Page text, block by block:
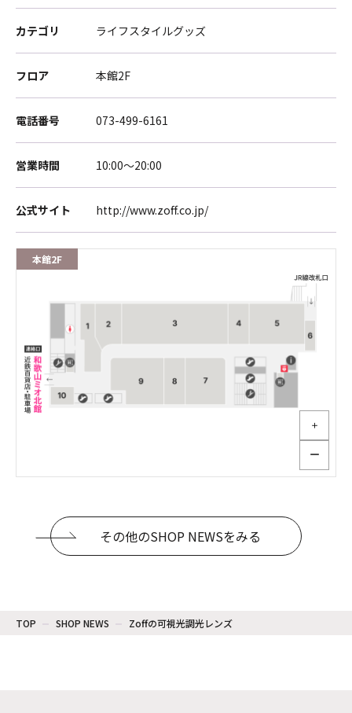
カテゴリ ライフスタイルグッズ
フロア 本館2F
電話番号 073-499-6161
営業時間 10:00～20:00
公式サイト http://www.zoff.co.jp/
本館2F
＋
ー
その他のSHOP NEWSをみる
TOP SHOP NEWS Zoffの可視光調光レンズ